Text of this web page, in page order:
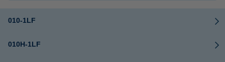
010-1LF
010H-1LF